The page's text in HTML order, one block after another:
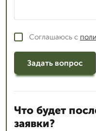
Соглашаюсь с
Задать вопрос
Что будет
заявки?